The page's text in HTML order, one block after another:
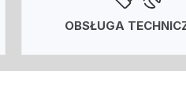
OBSŁUGA